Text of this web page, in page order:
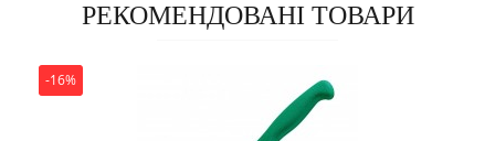
РЕКОМЕНДОВАНІ ТОВАРИ
-16%